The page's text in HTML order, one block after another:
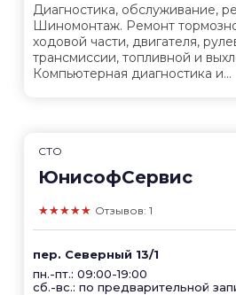
Диагностика, обслуживание,
Шиномонтаж. Ремонт
ходовой части, двигателя,
трансмиссии, топливной и
Компьютерная диагностика и...
СТО
ЮнисофСервис
★★★★★ Отзывов: 1
пер. Северный 13/1
пн.-пт.: 09:00-19:00
сб.-вс.: по предварительной